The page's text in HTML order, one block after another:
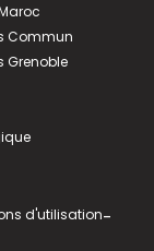
Commun
Grenoble
d'utilisation-